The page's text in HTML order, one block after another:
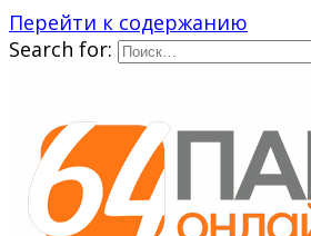
Перейти к содержанию
Search for: